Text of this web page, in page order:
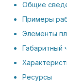
Общие
Примеры
Элементы
Габаритный
Ресурсы